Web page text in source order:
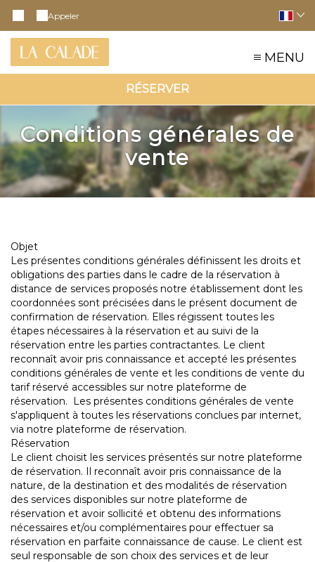
Appeler
MENU
RÉSERVER
Conditions générales de
vente
Objet
Les présentes conditions générales définissent les droits et
obligations des parties dans le cadre de la réservation à
distance de services proposés notre établissement dont les
coordonnées sont précisées dans le présent document de
confirmation de réservation. Elles régissent toutes les
étapes nécessaires à la réservation et au suivi de la
réservation entre les parties contractantes. Le client
reconnaît avoir pris connaissance et accepté les présentes
conditions générales de vente et les conditions de vente du
tarif réservé accessibles sur notre plateforme de
réservation. Les présentes conditions générales de vente
s'appliquent à toutes les réservations conclues par internet,
via notre plateforme de réservation.
Réservation
Le client choisit les services présentés sur notre plateforme
de réservation. Il reconnaît avoir pris connaissance de la
nature, de la destination et des modalités de réservation
des services disponibles sur notre plateforme de
réservation et avoir sollicité et obtenu des informations
nécessaires et/ou complémentaires pour effectuer sa
réservation en parfaite connaissance de cause. Le client est
seul responsable de son choix des services et de leur